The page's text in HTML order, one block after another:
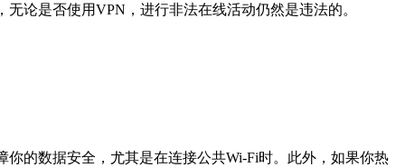
论是否使用VPN，进行非法在线活动仍然是违法的。
的数据安全，尤其是在连接公共Wi-Fi时。此外，如果你热